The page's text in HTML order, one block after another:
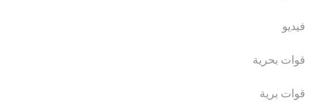
فيديو
قوات بحرية
قوات برية